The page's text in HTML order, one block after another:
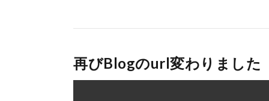
再びBlogのurl変わりました